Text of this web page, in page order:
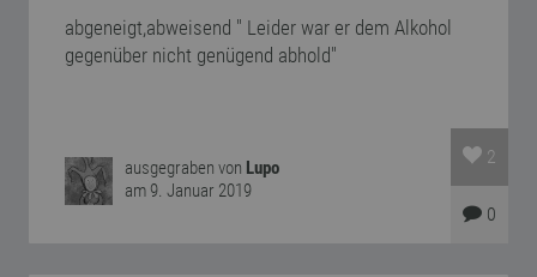
abgeneigt,abweisend " Leider war er dem Alkohol
gegenüber nicht genügend abhold"
ausgegraben von Lupo
am 9. Januar 2019
2
0